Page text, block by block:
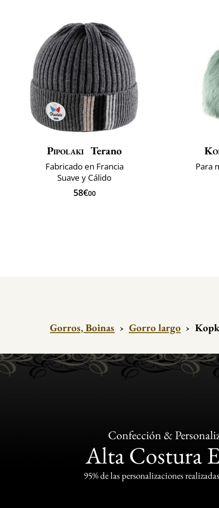
Pipolaki Terano
Fabricado en Francia
Suave y Cálido
58€00
Para
Gorros, Boinas › Gorro largo ›
Confección &
Alta Costura
95% de las personalizaciones